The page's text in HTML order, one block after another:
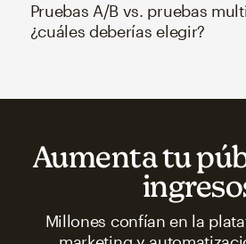
Pruebas A/B vs. pruebas
¿cuáles deberías elegir?
Aumenta tu
Millones confían en la